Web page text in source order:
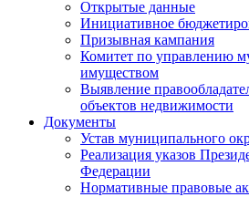
Открытые данные
Инициативное
Призывная кампания
Комитет по управлению
имуществом
Выявление
объектов недвижимости
Документы
Устав муниципального
Реализация указов
Федерации
Нормативные правовые